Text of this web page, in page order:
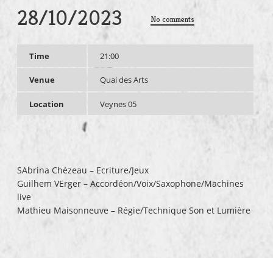
28/10/2023 No comments
Time 21:00
Venue Quai des Arts
Location Veynes 05
SAbrina Chézeau – Ecriture/Jeux
Guilhem VErger – Accordéon/Voix/Saxophone/Machines
live
Mathieu Maisonneuve – Régie/Technique Son et Lumière